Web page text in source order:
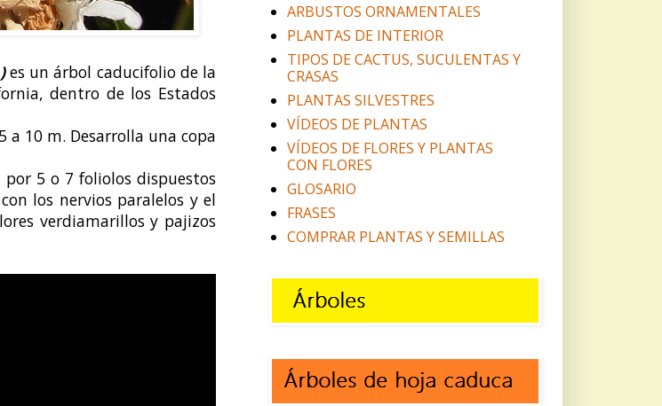
es un árbol caducifolio de la
dentro de los Estados
a 10 m. Desarrolla una copa
por 5 o 7 foliolos dispuestos
los nervios paralelos y el
verdiamarillos y pajizos
ARBUSTOS ORNAMENTALES
PLANTAS DE INTERIOR
TIPOS DE CACTUS, SUCULENTAS Y
CRASAS
PLANTAS SILVESTRES
VÍDEOS DE PLANTAS
VÍDEOS DE FLORES Y PLANTAS
CON FLORES
GLOSARIO
FRASES
COMPRAR PLANTAS Y SEMILLAS